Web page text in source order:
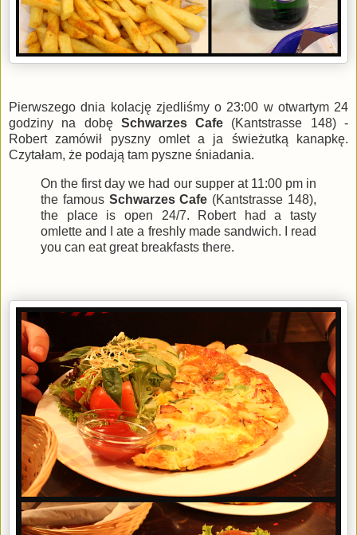
Pierwszego dnia kolację zjedliśmy o 23:00 w otwartym 24
godziny na dobę Schwarzes Cafe (Kantstrasse 148) -
Robert zamówił pyszny omlet a ja świeżutką kanapkę.
Czytałam, że podają tam pyszne śniadania.
On the first day we had our supper at 11:00 pm in
the famous Schwarzes Cafe (Kantstrasse 148),
the place is open 24/7. Robert had a tasty
omlette and I ate a freshly made sandwich. I read
you can eat great breakfasts there.